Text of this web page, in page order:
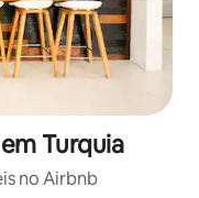
Turquia
no Airbnb